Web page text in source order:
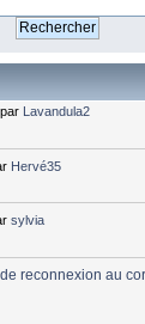
par Lavandula2
Hervé35
sylvia
reconnexion au